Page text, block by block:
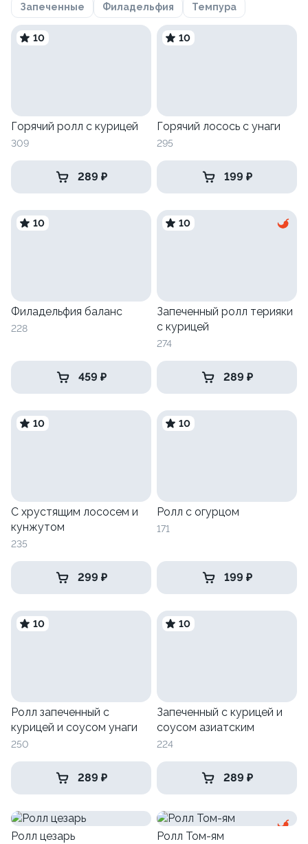
Запеченные Филадельфия Темпура
10
Горячий ролл с курицей
309
289 ₽
10
Горячий лосось с унаги
295
199 ₽
10
Филадельфия баланс
228
459 ₽
10
Запеченный ролл терияки
с курицей
274
289 ₽
10
С хрустящим лососем и
кунжутом
235
299 ₽
10
Ролл с огурцом
171
199 ₽
10
Ролл запеченный с
курицей и соусом унаги
250
289 ₽
10
Запеченный с курицей и
соусом азиатским
224
289 ₽
Ролл цезарь Ролл Том-ям